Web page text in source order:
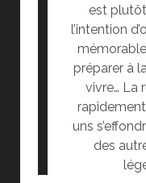
est
l’intention
préparer à
vivre… La
uns
des